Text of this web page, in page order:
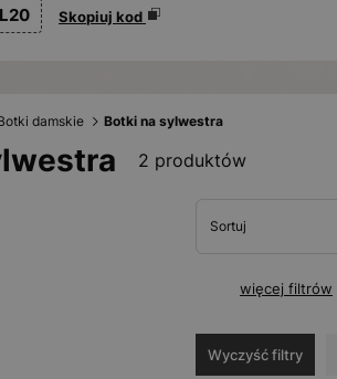
Skopiuj kod
damskie Botki na sylwestra
2 produktów
Sortuj
więcej filtrów
Wyczyść filtry